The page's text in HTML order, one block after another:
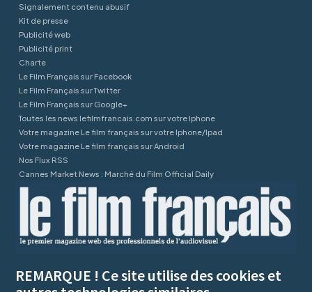
Signalement contenu abusif
Kit de presse
Publicité web
Publicité print
Charte
Le Film Français sur Facebook
Le Film Français sur Twitter
Le Film Français sur Google+
Toutes les news lefilmfrancais.com sur votre Iphone
Votre magazine Le film français sur votre Iphone/Ipad
Votre magazine Le film français sur Android
Nos Flux RSS
Cannes Market News : Marché du Film Official Daily
REMARQUE ! Ce site utilise des cookies et